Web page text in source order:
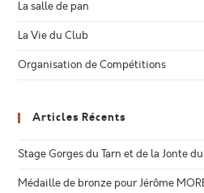
La salle de pan
La Vie du Club
Organisation de Compétitions
Articles Récents
Stage Gorges du Tarn et de la Jonte
Médaille de bronze pour Jérôme